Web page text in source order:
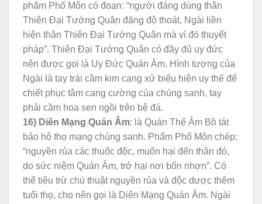
phẩm Phổ Môn có đoạn: “người đáng dùng thân
Thiên Đại Tướng Quân đặng độ thoát, Ngài liền
hiện thân Thiên Đại Tướng Quân mà vì đó thuyết
pháp”. Thiên Đại Tướng Quân có đầy đủ uy đức
nên được gọi là Uy Đức Quán Âm. Hình tượng của
Ngài là tay trái cầm kim cang xử biểu hiện uy thế để
chiết phục tâm cang cường của chúng sanh, tay
phải cầm hoa sen ngồi trên bệ đá.
16) Diên Mạng Quán Âm: là Quán Thế Âm Bồ tát
bảo hộ thọ mạng chúng sanh. Phẩm Phổ Môn chép:
“nguyền rủa các thuốc độc, muốn hại đến thân đó,
do sức niệm Quán Âm, trở hại nơi bổn nhơn”. Có
thể tiêu trừ chú thuật nguyền rủa và độc dược thêm
tuổi thọ, cho nên gọi là Diên Mạng Quán Âm. Ngài